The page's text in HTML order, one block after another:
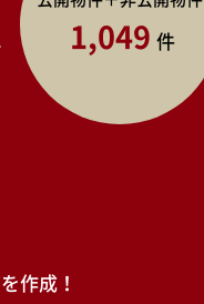
1,049 件
作成！